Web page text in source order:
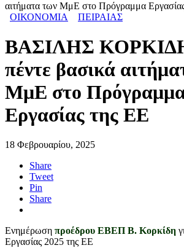
αιτήματα των ΜμΕ στο Πρόγραμμα
ΟΙΚΟΝΟΜΙΑ
ΠΕΙΡΑΙΑΣ
ΒΑΣΙΛΗΣ
πέντε βασικά
ΜμΕ στο
Εργασίας της ΕΕ
18 Φεβρουαρίου, 2025
Share
Tweet
Pin
Share
Ενημέρωση προέδρου ΕΒΕΠ Β. Κορκίδη
Εργασίας 2025 της ΕΕ